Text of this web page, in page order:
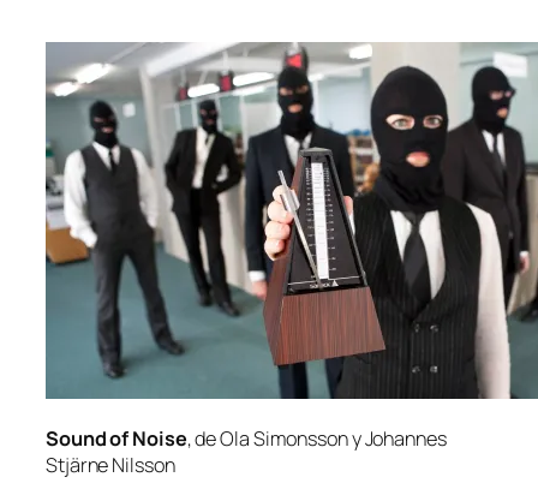
Sound of Noise, de Ola Simonsson y Johannes
Stjärne Nilsson